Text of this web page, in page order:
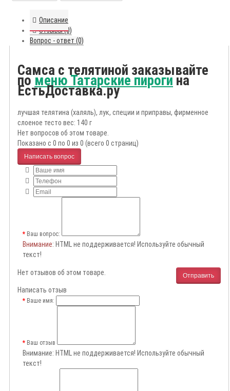
Описание
Отзывы (0)
Вопрос - ответ (0)
Самса с телятиной заказывайте
поменю Татарские пирогина
ЕстьДоставка.ру
лучшая телятина (халяль), лук, специи и приправы, фирменное
слоеное тесто вес: 140 г
Нет вопросов об этом товаре.
Показано с 0 по 0 из 0 (всего 0 страниц)
Написать вопрос
Ваш вопрос:
Внимание: HTML не поддерживается! Используйте обычный
текст!
Отправить
Нет отзывов об этом товаре.
Написать отзыв
Ваше имя:
Ваш отзыв
Внимание: HTML не поддерживается! Используйте обычный
текст!